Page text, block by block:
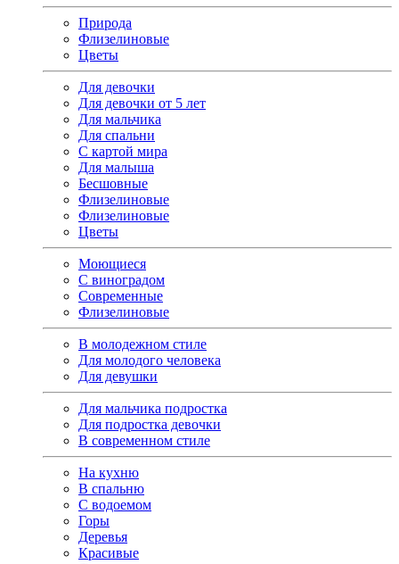
Природа
Флизелиновые
Цветы
Для девочки
Для девочки от 5 лет
Для мальчика
Для спальни
С картой мира
Для малыша
Бесшовные
Флизелиновые
Флизелиновые
Цветы
Моющиеся
С виноградом
Современные
Флизелиновые
В молодежном стиле
Для молодого человека
Для девушки
Для мальчика подростка
Для подростка девочки
В современном стиле
На кухню
В спальню
С водоемом
Горы
Деревья
Красивые